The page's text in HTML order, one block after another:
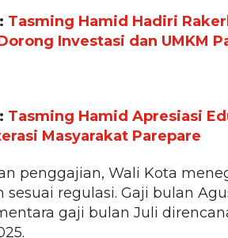
Tasming Hamid Hadiri
Investasi dan UMKM
Tasming Hamid Apresiasi
Masyarakat Parepare
penggajian, Wali Kota
sesuai regulasi. Gaji bulan
gaji bulan Juli